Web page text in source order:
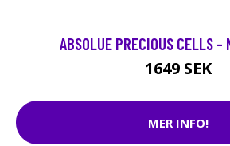
ABSOLUE PRECIOUS CELLS -
1649 SEK
MER INFO!